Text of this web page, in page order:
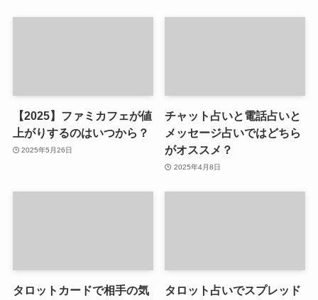
【2025】ファミカフェが値
上がりするのはいつから？
2025年5月26日
チャット占いと電話占いと
メッセージ占いではどちら
がオススメ？
2025年4月8日
タロットカードで相手の気
タロット占いでスプレッド